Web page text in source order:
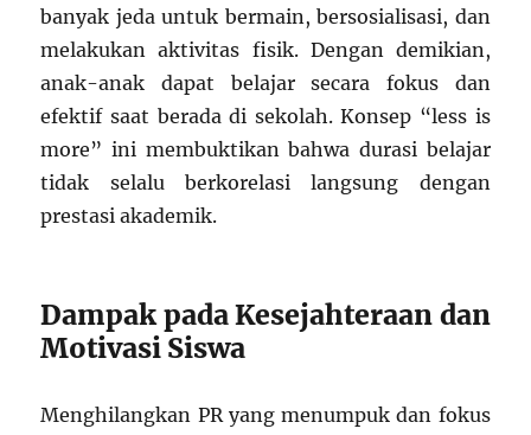
banyak jeda untuk bermain, bersosialisasi, dan
melakukan aktivitas fisik. Dengan demikian,
anak-anak dapat belajar secara fokus dan
efektif saat berada di sekolah. Konsep “less is
more” ini membuktikan bahwa durasi belajar
tidak selalu berkorelasi langsung dengan
prestasi akademik.
Dampak pada Kesejahteraan dan
Motivasi Siswa
Menghilangkan PR yang menumpuk dan fokus